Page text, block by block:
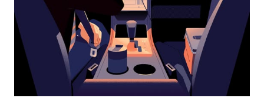
pour
fermer
le
calendrier.